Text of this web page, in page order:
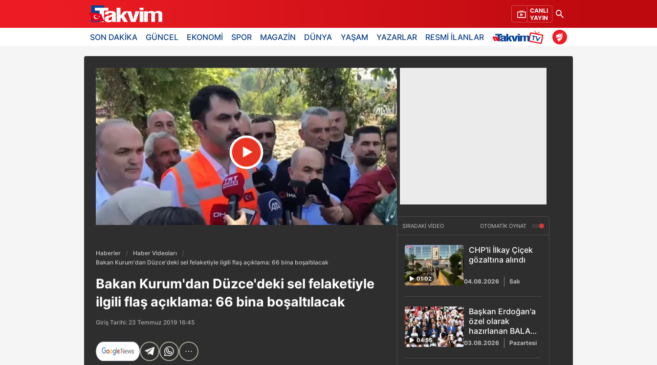
CANLI
YAYIN
SON DAKİKA GÜNCEL EKONOMİ SPOR MAGAZİN DÜNYA YAŞAM YAZARLAR RESMİ İLANLAR
Haberler
Haber Videoları
Bakan Kurum'dan Düzce'deki sel felaketiyle ilgili flaş açıklama: 66 bina boşaltılacak
Bakan Kurum'dan Düzce'deki sel felaketiyle
ilgili flaş açıklama: 66 bina boşaltılacak
Giriş Tarihi: 23 Temmuz 2019 16:45
SIRADAKİ VİDEO OTOMATİK OYNAT
01:02
CHP'li İlkay Çiçek
gözaltına alındı
04.08.2026 Salı
04:55
Başkan Erdoğan'a
özel olarak
hazırlanan BALA
şarkısı yayımlandı
03.08.2026 Pazartesi